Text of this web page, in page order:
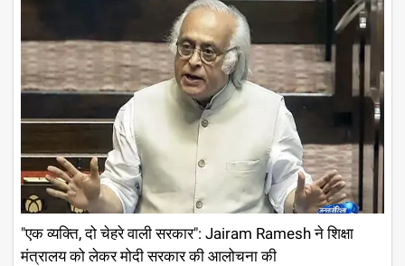
"एक व्यक्ति, दो चेहरे वाली सरकार": Jairam Ramesh ने शिक्षा
मंत्रालय को लेकर मोदी सरकार की आलोचना की